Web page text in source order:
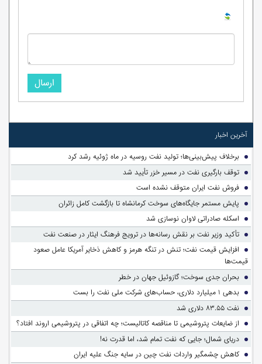
ارسال
آخرین اخبار
برخلاف پیش‌بینی‌ها؛ تولید نفت روسیه در ماه ژوئیه رشد کرد
توقف بارگیری نفت در مسیر خزر تأیید شد
فروش نفت ایران متوقف نشده است
پایش مستمر جایگاه‌های سوخت کرمانشاه تا بازگشت کامل زائران
اسکله صادراتی لاوان نوسازی شد
تأکید وزیر نفت بر نقش رسانه‌ها در ترویج فرهنگ ایثار در صنعت نفت
افزایش قیمت نفت؛ تنش در تنگه هرمز و کاهش ذخایر آمریکا عامل صعود
قیمت‌ها
بحران جدی سوخت؛ گازوئیل جهان در خطر
بدهی ۱ میلیارد دلاری، حساب‌های شرکت ملی نفت را بست
نفت ۸۳.۵۵ دلاری شد
از ضایعات پتروشیمی تا مناقصه کاتالیست؛ چه اتفاقی در پتروشیمی اروند افتاد؟
دریای شمال؛ جایی که نفت تمام شد، اما قدرت نه!
کاهش چشمگیر واردات نفت چین در سایه جنگ علیه ایران